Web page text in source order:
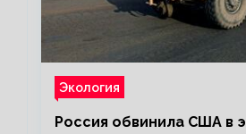
Экология
Россия обвинила США в